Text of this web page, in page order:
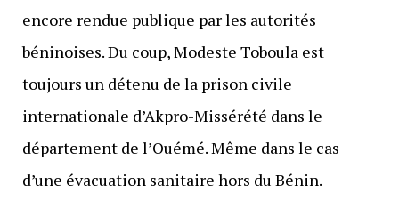
encore rendue publique par les autorités
béninoises. Du coup, Modeste Toboula est
toujours un détenu de la prison civile
internationale d’Akpro-Missérété dans le
département de l’Ouémé. Même dans le cas
d’une évacuation sanitaire hors du Bénin.